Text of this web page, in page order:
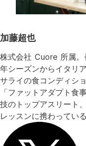
加藤超也
株式会社 Cuore 所属。
年シーズンからイタリ
サライの食コンディシ
「ファットアダプト食
技のトップアスリート
レッスンに携わっている